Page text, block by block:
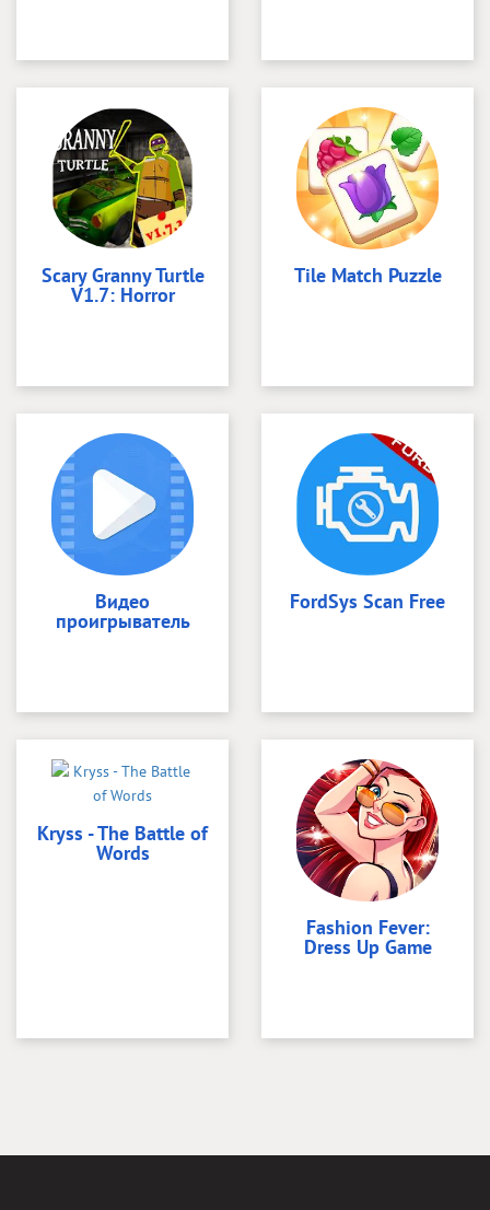
Scary Granny Turtle
V1.7: Horror
Tile Match Puzzle
Видео
проигрыватель
FordSys Scan Free
Kryss - The Battle of
Words
Fashion Fever:
Dress Up Game